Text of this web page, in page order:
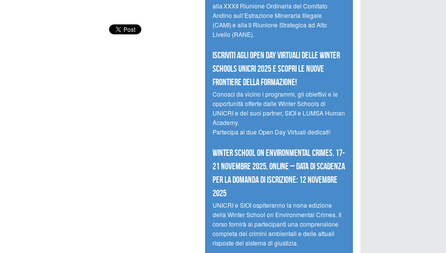
alla XXXII Riunione Ordinaria del Comitato
Andino sull’Estrazione Mineraria Illegale
(CAMI) e alla II Riunione Strategica ad Alto
Livello (RANE).
Iscriviti agli Open Day Virtuali delle Winter
Schools UNICRI 2025 e scopri le nuove
frontiere della formazione!
Conosci da vicino i programmi, gli obiettivi e le
opportunità offerte dalle Winter Schools di
UNICRI e dei suoi partner, SIOI e LUMSA Human
Academy.
Partecipa ai due Open Day Virtuali dedicati!
Winter School on Environmental Crimes, 17-
21 novembre 2025, Online – Data di scadenza
per la domanda di iscrizione: 12 novembre
2025
UNICRI e SIOI ospiteranno la nona edizione
della Winter School on Environmental Crimes. Il
corso fornirà ai partecipanti una comprensione
completa dei crimini ambientali e delle attuali
risposte del sistema di giustizia.